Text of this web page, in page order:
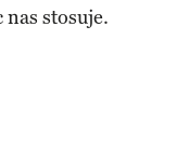
nas stosuje.